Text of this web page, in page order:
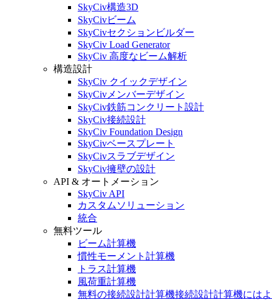
SkyCiv構造3D
SkyCivビーム
SkyCivセクションビルダー
SkyCiv Load Generator
SkyCiv 高度なビーム解析
構造設計
SkyCiv クイックデザイン
SkyCivメンバーデザイン
SkyCiv鉄筋コンクリート設計
SkyCiv接続設計
SkyCiv Foundation Design
SkyCivベースプレート
SkyCivスラブデザイン
SkyCiv擁壁の設計
API & オートメーション
SkyCiv API
カスタムソリューション
統合
無料ツール
ビーム計算機
慣性モーメント計算機
トラス計算機
風荷重計算機
無料の接続設計計算機接続設計計算機には